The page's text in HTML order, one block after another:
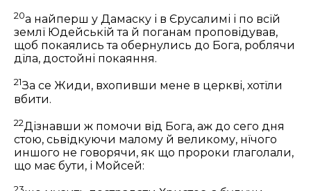
20а найперш у Дамаску і в Єрусалимі і по всїй
землї Юдейській та й поганам проповідував,
щоб покаялись та обернулись до Бога, роблячи
дїла, достойні покаяння.
21За се Жиди, вхопивши мене в церкві, хотїли
вбити.
22Дізнавши ж помочи від Бога, аж до сего дня
стою, сьвідкуючи малому й великому, нїчого
иншого не говорячи, як що пророки глаголали,
що має бути, і Мойсей: